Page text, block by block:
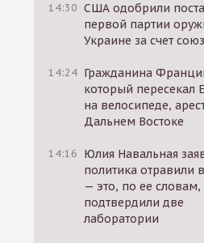
14:30 США одобрили
первой партии
Украине за счет
14:24 Гражданина
который пересекал
на велосипеде,
Дальнем Востоке
14:16 Юлия Навальная
политика отравили
— это, по ее словам,
подтвердили две
лаборатории